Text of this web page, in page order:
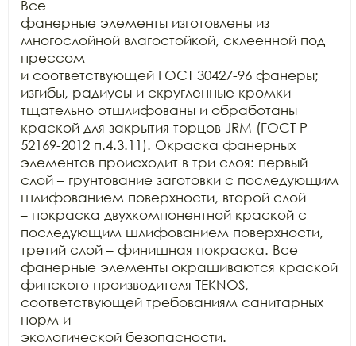
Все
фанерные элементы изготовлены из
многослойной влагостойкой, склеенной под
прессом
и соответствующей ГОСТ 30427-96 фанеры;
изгибы, радиусы и скругленные кромки
тщательно отшлифованы и обработаны
краской для закрытия торцов JRM (ГОСТ Р
52169-2012 п.4.3.11). Окраска фанерных
элементов происходит в три слоя: первый
слой – грунтование заготовки с последующим
шлифованием поверхности, второй слой
– покраска двухкомпонентной краской с
последующим шлифованием поверхности,
третий слой – финишная покраска. Все
фанерные элементы окрашиваются краской
финского производителя TEKNOS,
соответствующей требованиям санитарных
норм и
экологической безопасности.